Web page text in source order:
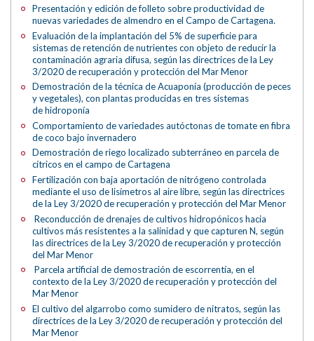
Presentación y edición de folleto sobre productividad de
nuevas variedades de almendro en el Campo de Cartagena.
Evaluación de la implantación del 5% de superficie para
sistemas de retención de nutrientes con objeto de reducir la
contaminación agraria difusa, según las directrices de la Ley
3/2020 de recuperación y protección del Mar Menor
Demostración de la técnica de Acuaponía (producción de peces
y vegetales), con plantas producidas en tres sistemas
de hidroponía
Comportamiento de variedades autóctonas de tomate en fibra
de coco bajo invernadero
Demostración de riego localizado subterráneo en parcela de
cítricos en el campo de Cartagena
Fertilización con baja aportación de nitrógeno controlada
mediante el uso de lisímetros al aire libre, según las directrices
de la Ley 3/2020 de recuperación y protección del Mar Menor
Reconducción de drenajes de cultivos hidropónicos hacia
cultivos más resistentes a la salinidad y que capturen N, según
las directrices de la Ley 3/2020 de recuperación y protección
del Mar Menor
Parcela artificial de demostración de escorrentía, en el
contexto de la Ley 3/2020 de recuperación y protección del
Mar Menor
El cultivo del algarrobo como sumidero de nitratos, según las
directrices de la Ley 3/2020 de recuperación y protección del
Mar Menor